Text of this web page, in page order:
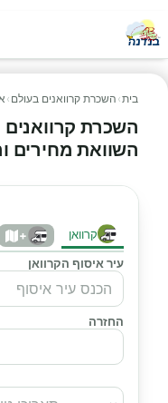
בית› השכרת קרוואנים בעולם ›
השכרת קרוואנים
השוואת מחירים
קרוואן +
עיר איסוף הקרוואן
החזרה